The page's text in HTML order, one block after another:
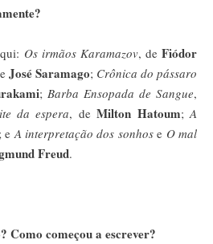
Os irmãos Karamazov, deFiódor
José Saramago; Crônica do pássaro
; Barba Ensopada de Sangue,
da espera, deMilton Hatoum;A
eA interpretação dos sonhose O mal
Freud.
Como começou a escrever?